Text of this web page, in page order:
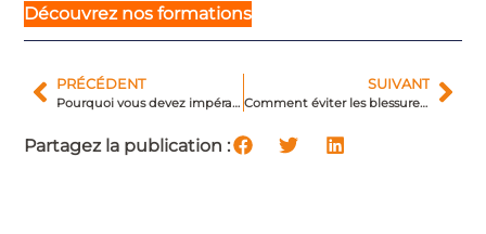
Découvrez nos formations
PRÉCÉDENT
Pourquoi vous devez impérativement apprendre à masser les sportifs ?
SUIVANT
Comment éviter les blessures quand on est masseur?
Partagez la publication :